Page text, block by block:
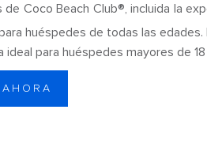
de Coco Beach Club®, incluida la
huéspedes de todas las
ideal para huéspedes mayores de 18